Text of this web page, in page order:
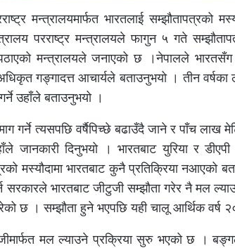
मन्त्रालयमार्फत भारतलाई सम्झौतापत्रको
परराष्ट्र मन्त्रालयले फागुन ५ गते
मन्त्रालयले जनाएको छ ।नेपालले भारतसँग
गङ्गादत्त आचार्यले बताउनुभयो । तीन
उहाँले बताउनुभयो ।
गर्ने त्यसपछि वर्षैपिच्छे बढाउँदै जाने र पाँच लाख
जानकारी दिनुभयो । भारतबाट युरिया र
मस्यौदामा भारतबाट कुनै प्रतिक्रिया
सरकारले भारतबाट जीटुजी सम्झौता गरेर नै मल
छ । सम्झौता हुने भएपछि यही चालू आर्थिक वर्ष
मल ल्याउने प्रक्रिया सुरु भएको छ ।